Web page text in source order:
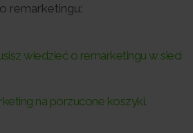
remarketingu:
wiedzieć o remarketingu w sieci
na porzucone koszyki.